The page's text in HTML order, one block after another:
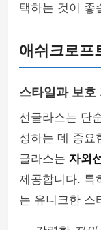
택하는 것이 좋
애쉬크로프
스타일과 보호
선글라스는 단
성하는 데 중요
글라스는 자외
제공합니다. 특
는 유니크한 스